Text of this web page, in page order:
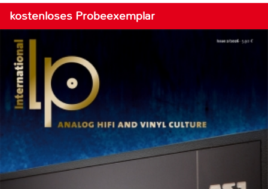
kostenloses Probeexemplar